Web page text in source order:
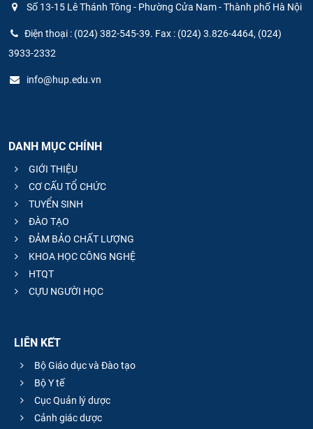
Số 13-15 Lê Thánh Tông - Phường Cửa Nam - Thành phố Hà Nội
Điện thoại : (024) 382-545-39. Fax : (024) 3.826-4464, (024)
3933-2332
info@hup.edu.vn
DANH MỤC CHÍNH
GIỚI THIỆU
CƠ CẤU TỔ CHỨC
TUYỂN SINH
ĐÀO TẠO
ĐẢM BẢO CHẤT LƯỢNG
KHOA HỌC CÔNG NGHỆ
HTQT
CỰU NGƯỜI HỌC
LIÊN KẾT
Bộ Giáo dục và Đào tạo
Bộ Y tế
Cục Quản lý dược
Cảnh giác dược